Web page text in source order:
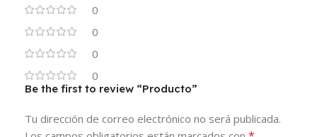
0
0
0
0
Be the first to review “Producto”
Tu dirección de correo electrónico no será publicada.